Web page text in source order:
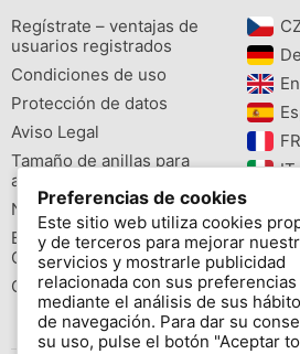
Regístrate – ventajas de
usuarios registrados
Condiciones de uso
Protección de datos
Aviso Legal
Tamaño de anillas para
aves
Newsletter
Buscador de especies
Cites
Colores de las anillas
FR‎
IT‎
PL‎
PT‎
Preferencias de cookies
Este sitio web utiliza cookies
y de terceros para mejorar
servicios y mostrarle publicidad
relacionada con sus preferencias
mediante el análisis de sus
de navegación. Para dar su
su uso, pulse el botón "Aceptar